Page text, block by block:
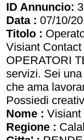
ID Annuncio:
Data : 07/10/
Titolo :
Visiant
OPERATORI
servizi. Sei
che ama
Possiedi
Nome : Visiant
Regione :